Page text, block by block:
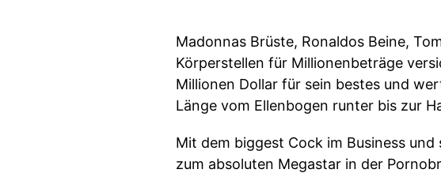
Madonnas Brüste, Ronaldos Beine,
Körperstellen für Millionenbeträge
Millionen Dollar für sein bestes und
Länge vom Ellenbogen runter bis zur
Mit dem biggest Cock im Business
zum absoluten Megastar in der